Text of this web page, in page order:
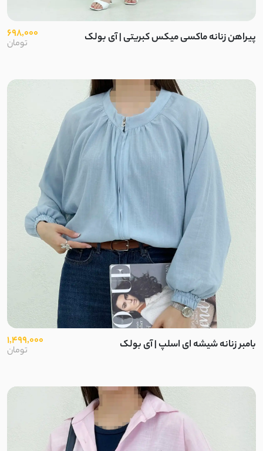
پیراهن زنانه ماکسی میکس کبریتی | آی بولک 698,000
تومان
بامبر زنانه شیشه ای اسلپ | آی بولک 1,499,000
تومان